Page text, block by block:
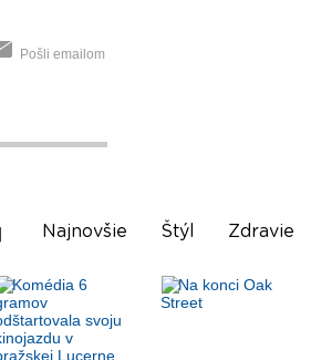
Pošli emailom
Najnovšie Štýl Zdravie